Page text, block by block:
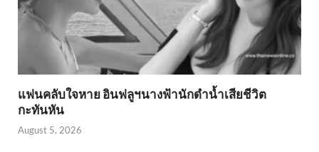
แฟนคลับใจหาย อินฟลูฯนางฟ้านักดำน้ำเสียชีวิต
กะทันหัน
August 5, 2026